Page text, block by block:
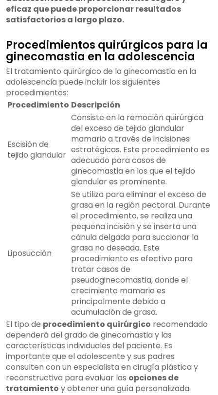
eficaz que puede proporcionar resultados
satisfactorios a largo plazo.
Procedimientos quirúrgicos para la
ginecomastia en la adolescencia
El tratamiento quirúrgico de la ginecomastia en la
adolescencia puede incluir los siguientes
procedimientos:
Procedimiento Descripción
Escisión de
tejido glandular
Consiste en la remoción quirúrgica
del exceso de tejido glandular
mamario a través de incisiones
estratégicas. Este procedimiento es
adecuado para casos de
ginecomastia en los que el tejido
glandular es prominente.
Liposucción
Se utiliza para eliminar el exceso de
grasa en la región pectoral. Durante
el procedimiento, se realiza una
pequeña incisión y se inserta una
cánula delgada para succionar la
grasa no deseada. Este
procedimiento es efectivo para
tratar casos de
pseudoginecomastia, donde el
crecimiento mamario es
principalmente debido a
acumulación de grasa.
El tipo de procedimiento quirúrgico recomendado
dependerá del grado de ginecomastia y las
características individuales del paciente. Es
importante que el adolescente y sus padres
consulten con un especialista en cirugía plástica y
reconstructiva para evaluar las opciones de
tratamiento y obtener una guía personalizada.